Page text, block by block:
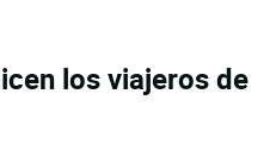
los viajeros de